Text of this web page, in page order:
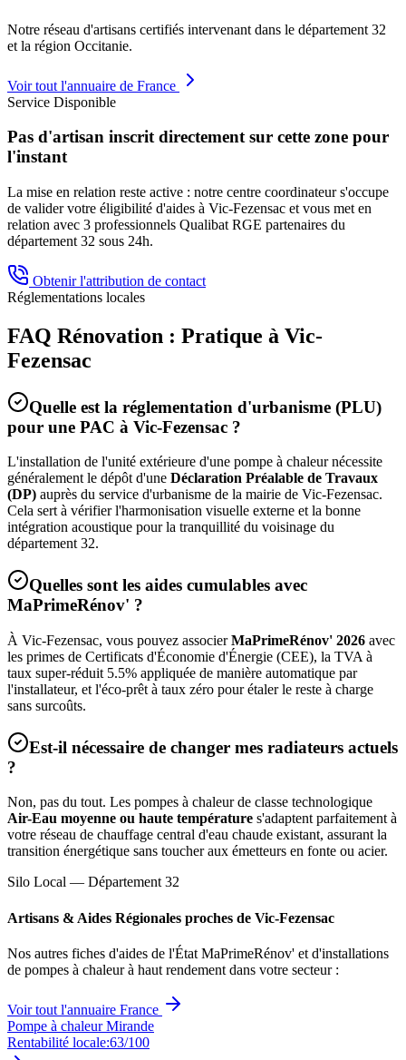
Notre réseau d'artisans certifiés intervenant dans le département 32
et la région Occitanie.
Voir tout l'annuaire de France
Service Disponible
Pas d'artisan inscrit directement sur cette zone pour
l'instant
La mise en relation reste active : notre centre coordinateur s'occupe
de valider votre éligibilité d'aides à Vic-Fezensac et vous met en
relation avec 3 professionnels Qualibat RGE partenaires du
département 32 sous 24h.
Obtenir l'attribution de contact
Réglementations locales
FAQ Rénovation : Pratique à Vic-
Fezensac
Quelle est la réglementation d'urbanisme (PLU)
pour une PAC à Vic-Fezensac ?
L'installation de l'unité extérieure d'une pompe à chaleur nécessite
généralement le dépôt d'une Déclaration Préalable de Travaux
(DP) auprès du service d'urbanisme de la mairie de Vic-Fezensac.
Cela sert à vérifier l'harmonisation visuelle externe et la bonne
intégration acoustique pour la tranquillité du voisinage du
département32.
Quelles sont les aides cumulables avec
MaPrimeRénov' ?
À Vic-Fezensac, vous pouvez associerMaPrimeRénov' 2026 avec
les primes de Certificats d'Économie d'Énergie (CEE), la TVA à
taux super-réduit 5.5% appliquée de manière automatique par
l'installateur, et l'éco-prêt à taux zéro pour étaler le reste à charge
sans surcoûts.
Est-il nécessaire de changer mes radiateurs actuels
?
Non, pas du tout. Les pompes à chaleur de classe technologique
Air-Eau moyenne ou haute température s'adaptent parfaitement à
votre réseau de chauffage central d'eau chaude existant, assurant la
transition énergétique sans toucher aux émetteurs en fonte ou acier.
Silo Local — Département 32
Artisans & Aides Régionales proches de Vic-Fezensac
Nos autres fiches d'aides de l'État MaPrimeRénov' et d'installations
de pompes à chaleur à haut rendement dans votre secteur :
Voir tout l'annuaire France
Pompe à chaleur Mirande
Rentabilité locale:63/100